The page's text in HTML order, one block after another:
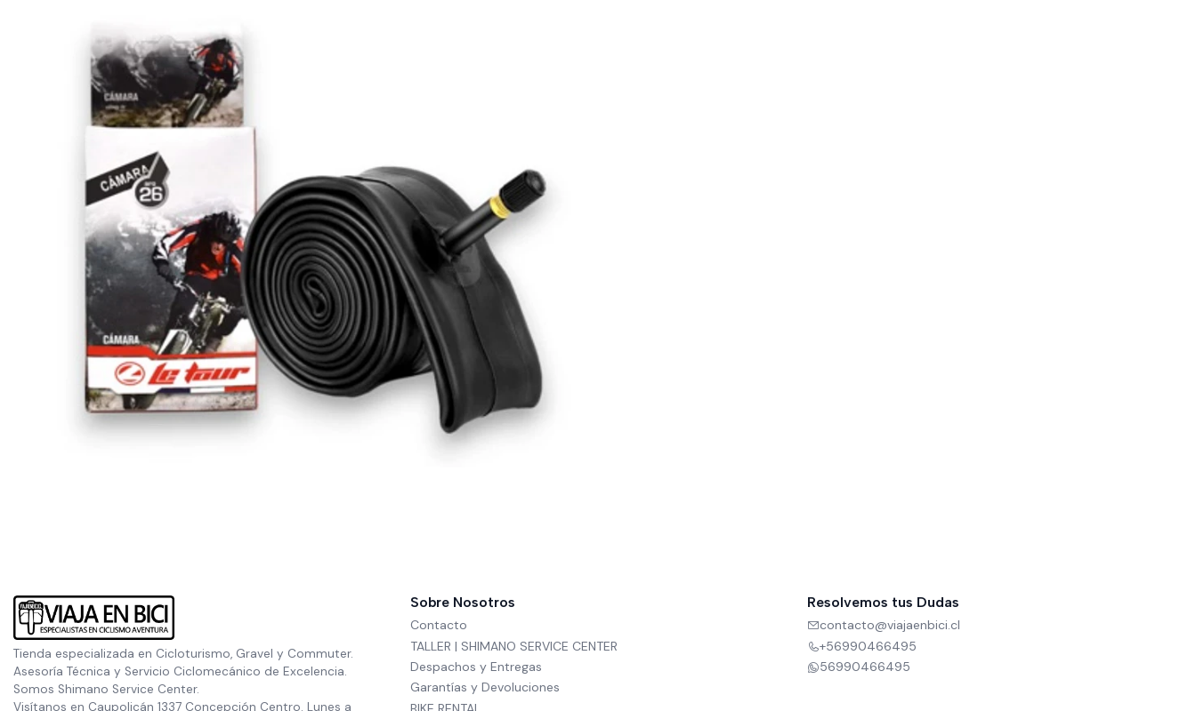
Tienda especializada en Cicloturismo, Gravel y Commuter.
Asesoría Técnica y Servicio Ciclomecánico de Excelencia.
Somos Shimano Service Center.
Visítanos en Caupolicán 1337 Concepción Centro. Lunes a
Sobre Nosotros
Contacto
TALLER | SHIMANO SERVICE CENTER
Despachos y Entregas
Garantías y Devoluciones
Resolvemos tus Dudas
contacto@viajaenbici.cl
+56990466495
56990466495